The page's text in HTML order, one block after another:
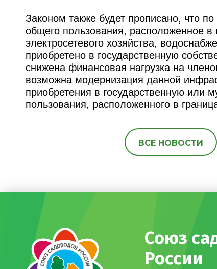
Законом также будет прописано, что
общего пользования, расположенное
электросетевого хозяйства,
приобретено в государственную
снижена финансовая нагрузка на
возможна модернизация данной
приобретения в государственную или
пользования, расположенного в
ВСЕ НОВОСТИ
Союз
России